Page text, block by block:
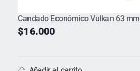
Candado Económico Vulkan 63 mm
$16.000